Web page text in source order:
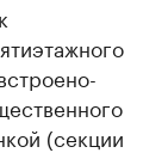
(секции